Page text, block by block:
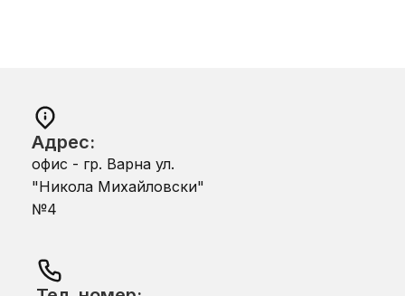
Адрес:
офис - гр. Варна ул.
"Никола Михайловски"
№4